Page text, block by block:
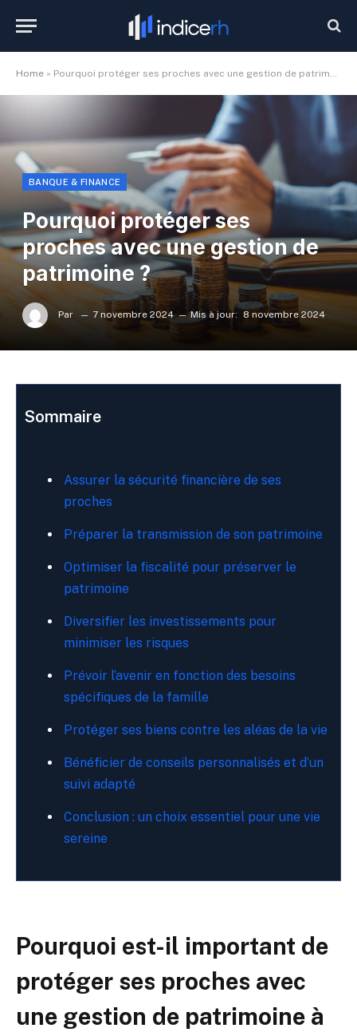
Home » Pourquoi protéger ses proches avec une gestion de patrimoine ?
BANQUE & FINANCE
Pourquoi protéger ses
proches avec une gestion de
patrimoine ?
Par 7 novembre 2024 Mis à jour: 8 novembre 2024
Sommaire
Assurer la sécurité financière de ses
proches
Préparer la transmission de son patrimoine
Optimiser la fiscalité pour préserver le
patrimoine
Diversifier les investissements pour
minimiser les risques
Prévoir l’avenir en fonction des besoins
spécifiques de la famille
Protéger ses biens contre les aléas de la vie
Bénéficier de conseils personnalisés et d’un
suivi adapté
Conclusion : un choix essentiel pour une vie
sereine
Pourquoi est-il important de
protéger ses proches avec
une gestion de patrimoine à